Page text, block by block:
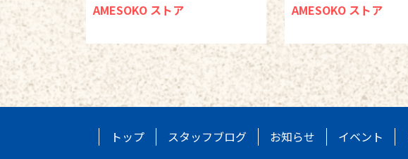
AMESOKO ストア
AMESOKO ストア
トップ スタッフブログ お知らせ イベント